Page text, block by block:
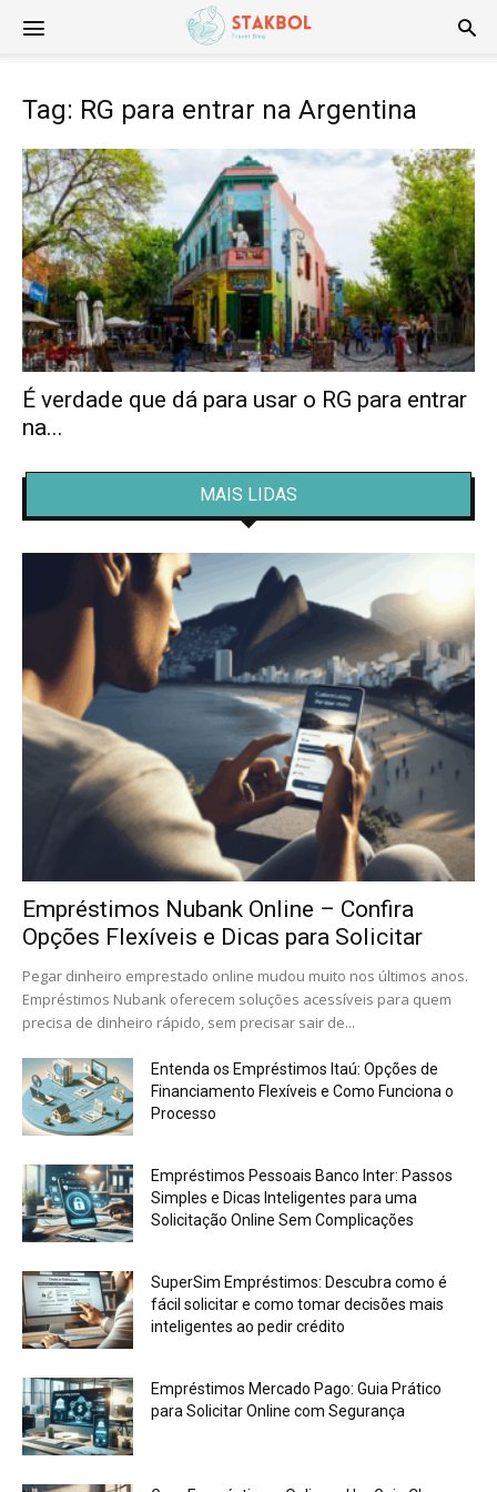
Stakbol
Tag: RG para entrar na Argentina
É verdade que dá para usar o RG para entrar
na...
MAIS LIDAS
Empréstimos Nubank Online – Confira
Opções Flexíveis e Dicas para Solicitar
Pegar dinheiro emprestado online mudou muito nos últimos anos.
Empréstimos Nubank oferecem soluções acessíveis para quem
precisa de dinheiro rápido, sem precisar sair de...
Entenda os Empréstimos Itaú: Opções de
Financiamento Flexíveis e Como Funciona o
Processo
Empréstimos Pessoais Banco Inter: Passos
Simples e Dicas Inteligentes para uma
Solicitação Online Sem Complicações
SuperSim Empréstimos: Descubra como é
fácil solicitar e como tomar decisões mais
inteligentes ao pedir crédito
Empréstimos Mercado Pago: Guia Prático
para Solicitar Online com Segurança